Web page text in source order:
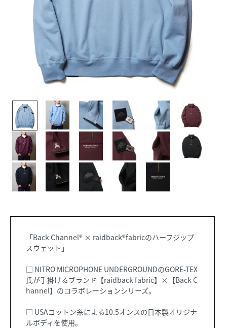
「Back Channel®︎ × raidback®︎fabricのハーフジップ
スウェット」
□ NITRO MICROPHONE UNDERGROUNDのGORE-TEX
氏が手掛けるブランド【raidback fabric】×【Back C
hannel】のコラボレーションシリーズ。
□ USAコットン糸による10.5オンスの日本製オリジナ
ルボディを使用。